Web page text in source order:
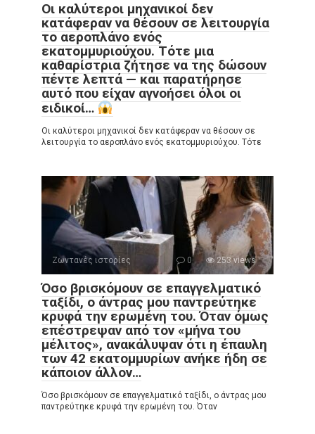
Οι καλύτεροι μηχανικοί δεν
κατάφεραν να θέσουν σε λειτουργία
το αεροπλάνο ενός
εκατομμυριούχου. Τότε μια
καθαρίστρια ζήτησε να της δώσουν
πέντε λεπτά — και παρατήρησε
αυτό που είχαν αγνοήσει όλοι οι
ειδικοί…
Οι καλύτεροι μηχανικοί δεν κατάφεραν να θέσουν σε
λειτουργία το αεροπλάνο ενός εκατομμυριούχου. Τότε
Ζωντανές ιστορίες 0 253 views
Όσο βρισκόμουν σε επαγγελματικό
ταξίδι, ο άντρας μου παντρεύτηκε
κρυφά την ερωμένη του. Όταν όμως
επέστρεψαν από τον «μήνα του
μέλιτος», ανακάλυψαν ότι η έπαυλη
των 42 εκατομμυρίων ανήκε ήδη σε
κάποιον άλλον…
Όσο βρισκόμουν σε επαγγελματικό ταξίδι, ο άντρας μου
παντρεύτηκε κρυφά την ερωμένη του. Όταν